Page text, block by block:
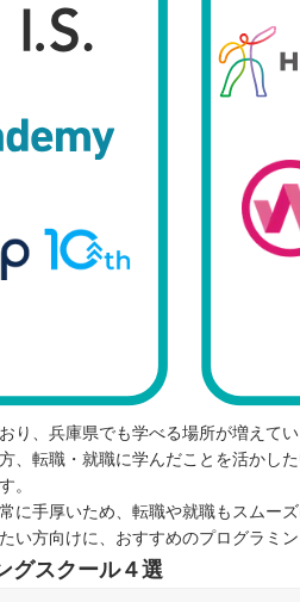
り、兵庫県でも学べる場所が増えてい
、転職・就職に学んだことを活かし
。
に手厚いため、転職や就職もスムーズ
い方向けに、おすすめのプログラミ
グスクール４選